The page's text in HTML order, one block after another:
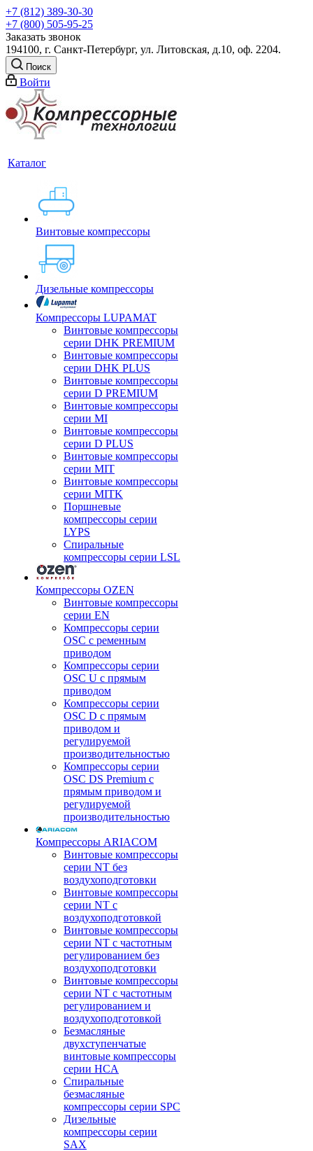
+7 (812) 389-30-30
+7 (800) 505-95-25
Заказать звонок
194100, г. Санкт-Петербург, ул. Литовская, д.10, оф. 2204.
Поиск
Войти
Каталог
Винтовые компрессоры
Дизельные компрессоры
Компрессоры LUPAMAT
Винтовые компрессоры
серии DHK PREMIUM
Винтовые компрессоры
серии DHK PLUS
Винтовые компрессоры
серии D PREMIUM
Винтовые компрессоры
серии MI
Винтовые компрессоры
серии D PLUS
Винтовые компрессоры
серии MIT
Винтовые компрессоры
серии MITK
Поршневые
компрессоры серии
LYPS
Спиральные
компрессоры серии LSL
Компрессоры OZEN
Винтовые компрессоры
серии EN
Компрессоры серии
OSC с ременным
приводом
Компрессоры серии
OSC U с прямым
приводом
Компрессоры серии
OSC D с прямым
приводом и
регулируемой
производительностью
Компрессоры серии
OSC DS Premium с
прямым приводом и
регулируемой
производительностью
Компрессоры ARIACOM
Винтовые компрессоры
серии NT без
воздухоподготовки
Винтовые компрессоры
серии NT c
воздухоподготовкой
Винтовые компрессоры
серии NT с частотным
регулированием без
воздухоподготовки
Винтовые компрессоры
серии NT с частотным
регулированием и
воздухоподготовкой
Безмасляные
двухступенчатые
винтовые компрессоры
серии HCA
Спиральные
безмасляные
компрессоры серии SPC
Дизельные
компрессоры серии
SAX